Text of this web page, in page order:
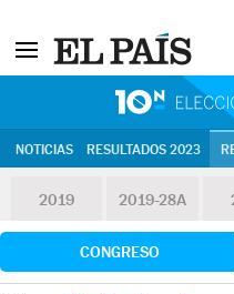
NOTICIAS RESULTADOS 2023
2019 2019-28A
CONGRESO